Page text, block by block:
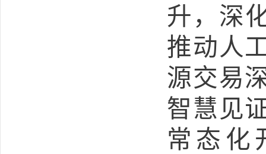
升，深
推动人
源交易
智慧见
常态化